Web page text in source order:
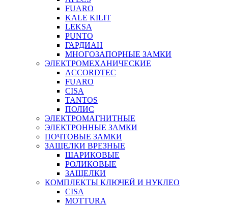
FUARO
KALE KILIT
LEKSA
PUNTO
ГАРДИАН
МНОГОЗАПОРНЫЕ ЗАМКИ
ЭЛЕКТРОМЕХАНИЧЕСКИЕ
ACCORDTEC
FUARO
CISA
TANTOS
ПОЛИС
ЭЛЕКТРОМАГНИТНЫЕ
ЭЛЕКТРОННЫЕ ЗАМКИ
ПОЧТОВЫЕ ЗАМКИ
ЗАЩЕЛКИ ВРЕЗНЫЕ
ШАРИКОВЫЕ
РОЛИКОВЫЕ
ЗАЩЕЛКИ
КОМПЛЕКТЫ КЛЮЧЕЙ И НУКЛЕО
CISA
MOTTURA